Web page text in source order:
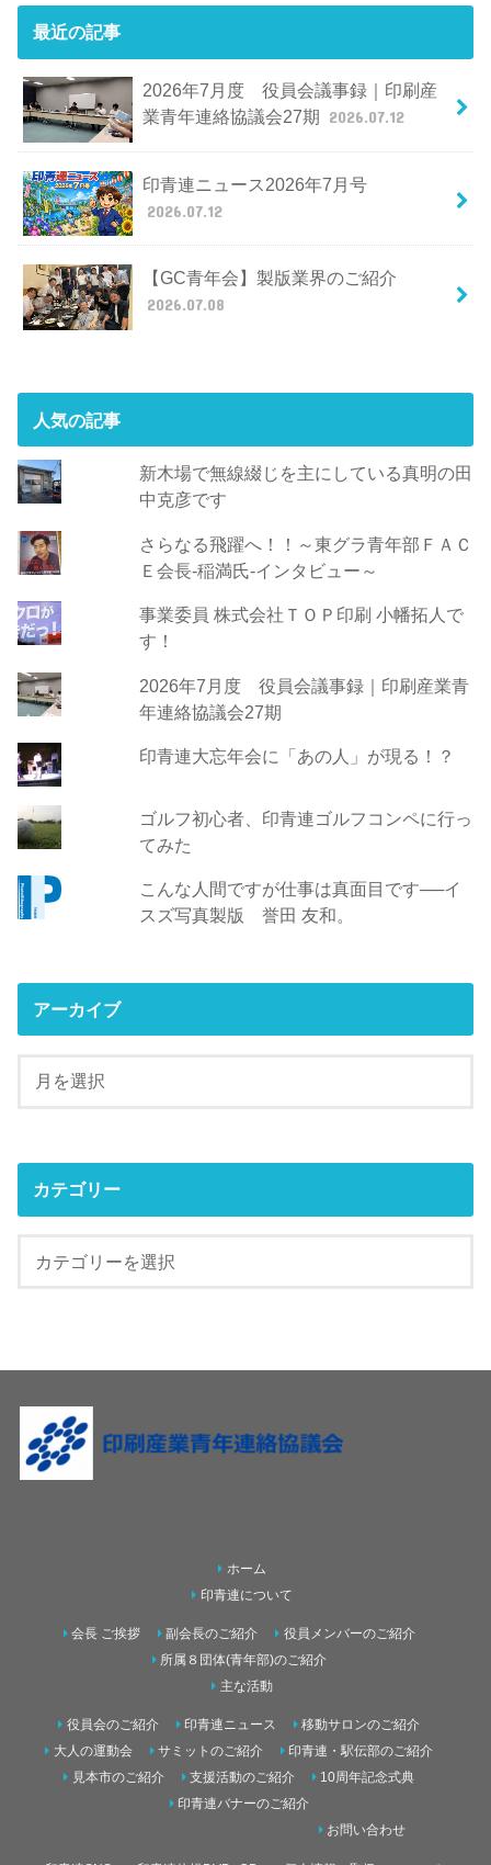
最近の記事
2026年7月度 役員会議事録｜印刷産
業青年連絡協議会27期 2026.07.12
印青連ニュース2026年7月号
2026.07.12
【GC青年会】製版業界のご紹介
2026.07.08
人気の記事
新木場で無線綴じを主にしている真明の田
中克彦です
さらなる飛躍へ！！～東グラ青年部ＦＡＣ
Ｅ会長-稲満氏-インタビュー～
事業委員 株式会社ＴＯＰ印刷 小幡拓人で
す！
2026年7月度 役員会議事録｜印刷産業青
年連絡協議会27期
印青連大忘年会に「あの人」が現る！？
ゴルフ初心者、印青連ゴルフコンペに行っ
てみた
こんな人間ですが仕事は真面目です──イ
スズ写真製版 誉田 友和。
アーカイブ
カテゴリー
ホーム
印青連について
会長 ご挨拶 副会長のご紹介
役員メンバーのご紹介
所属８団体(青年部)のご紹介
主な活動
役員会のご紹介 印青連ニュース
移動サロンのご紹介
大人の運動会
サミットのご紹介
印青連・駅伝部のご紹介
見本市のご紹介
支援活動のご紹介
10周年記念式典
印青連バナーのご紹介
お問い合わせ